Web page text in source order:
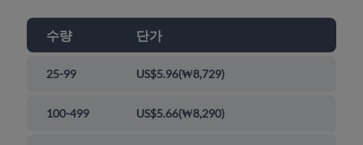
수량 단가
25-99 US$5.96(₩8,729)
100-499 US$5.66(₩8,290)